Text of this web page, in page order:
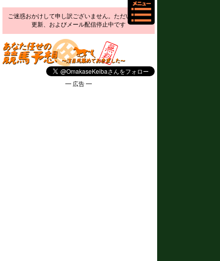
ご迷惑おかけして申し訳ございません。ただいま予想
更新、およびメール配信停止中です
━ 広告 ━